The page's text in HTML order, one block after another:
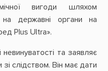
вигоди шляхом
державні органи на
Plus Ultra».
та заявляє
слідством. Він має дати